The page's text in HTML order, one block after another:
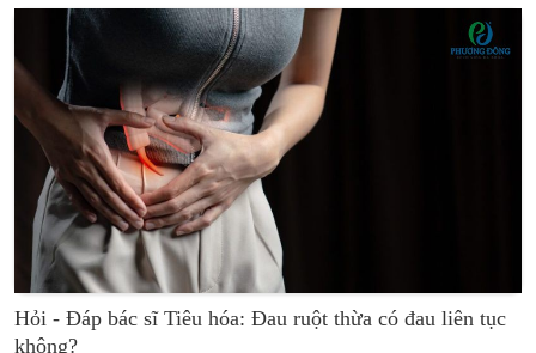
Hỏi - Đáp bác sĩ Tiêu hóa: Đau ruột thừa có đau liên tục
không?